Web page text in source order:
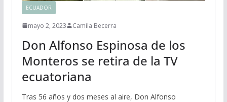
ECUADOR
mayo 2, 2023 Camila Becerra
Don Alfonso Espinosa de los
Monteros se retira de la TV
ecuatoriana
Tras 56 años y dos meses al aire, Don Alfonso